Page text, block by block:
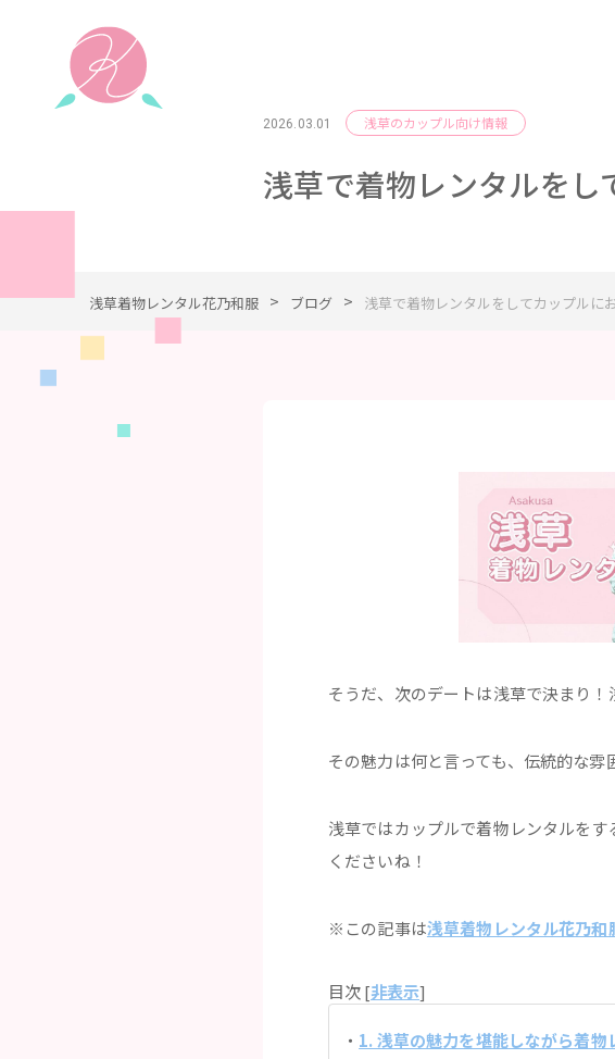
2026.03.01 浅草のカップル向け情報
浅草で着物レンタルを
浅草着物レンタル花乃和服 > ブログ > 浅草で着物レンタルをしてカップルに
そうだ、次のデートは浅草で決まり
その魅力は何と言っても、伝統的な
浅草ではカップルで着物レンタルを
くださいね！
※この記事は浅草着物レンタル花乃和
目次 [非表示]
1. 浅草の魅力を堪能しながら着物